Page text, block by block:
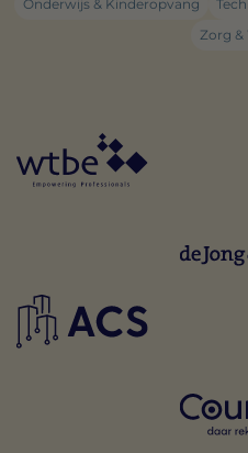
Onderwijs & Kinderopvang
Zorg &